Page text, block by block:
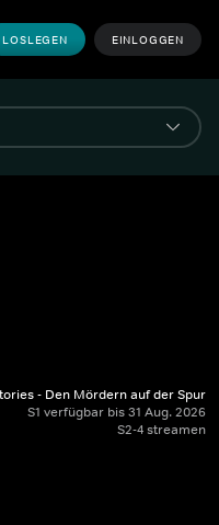
LOSLEGEN EINLOGGEN
- Den Mördern auf der Spur
S1 verfügbar bis 31 Aug. 2026
S2-4 streamen